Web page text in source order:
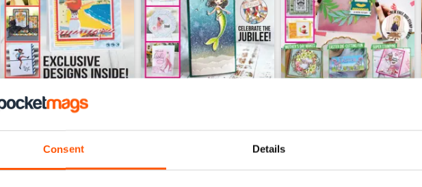
Consent Details
JulyAugust 2022